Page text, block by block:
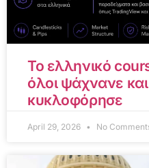
Το ελληνικό
όλοι ψάχνανε
κυκλοφόρησε
April 29, 2026 No